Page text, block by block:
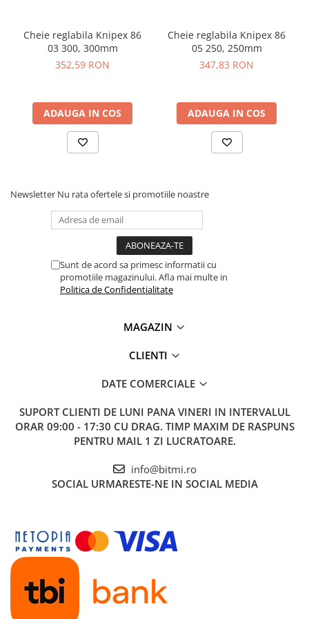
Cheie reglabila Knipex 86
03 300, 300mm
352,59 RON
ADAUGA IN COS
Cheie reglabila Knipex 86
05 250, 250mm
347,83 RON
ADAUGA IN COS
Newsletter Nu rata ofertele si promotiile noastre
Sunt de acord sa primesc informatii cu
promotiile magazinului. Afla mai multe in
Politica de Confidentialitate
MAGAZIN
CLIENTI
DATE COMERCIALE
SUPORT CLIENTI DE LUNI PANA VINERI IN INTERVALUL
ORAR 09:00 - 17:30 CU DRAG. TIMP MAXIM DE RASPUNS
PENTRU MAIL 1 ZI LUCRATOARE.
info@bitmi.ro
SOCIAL URMARESTE-NE IN SOCIAL MEDIA